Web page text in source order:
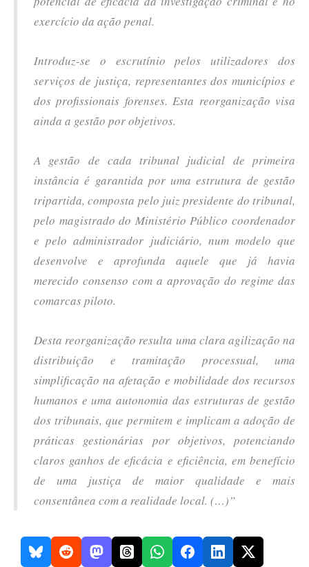
exercício da ação penal.
Introduz-se o escrutínio pelos utilizadores dos
serviços de justiça, representantes dos municípios e
dos profissionais forenses. Esta reorganização visa
ainda a gestão por objetivos.
A gestão de cada tribunal judicial de primeira
instância é garantida por uma estrutura de gestão
tripartida, composta pelo juiz presidente do tribunal,
pelo magistrado do Ministério Público coordenador
e pelo administrador judiciário, num modelo que
desenvolve e aprofunda aquele que já havia
merecido consenso com a aprovação do regime das
comarcas piloto.
Desta reorganização resulta uma clara agilização na
distribuição e tramitação processual, uma
simplificação na afetação e mobilidade dos recursos
humanos e uma autonomia das estruturas de gestão
dos tribunais, que permitem e implicam a adoção de
práticas gestionárias por objetivos, potenciando
claros ganhos de eficácia e eficiência, em benefício
de uma justiça de maior qualidade e mais
consentânea com a realidade local. (…)”